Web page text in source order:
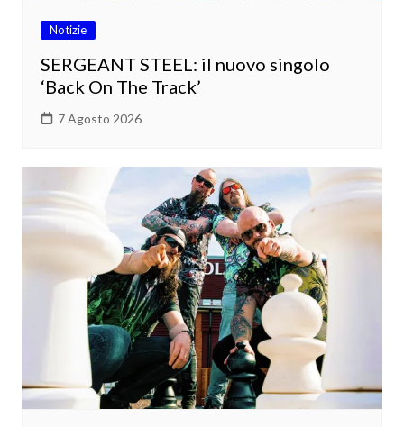
Notizie
SERGEANT STEEL: il nuovo singolo
‘Back On The Track’
7 Agosto 2026